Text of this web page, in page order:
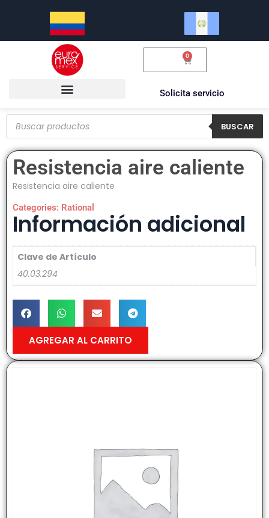
0
Solicita servicio
BUSCAR
Resistencia aire caliente
Resistencia aire caliente
Categories: Rational
Información adicional
Clave de Artículo
40.03.294
AGREGAR AL CARRITO